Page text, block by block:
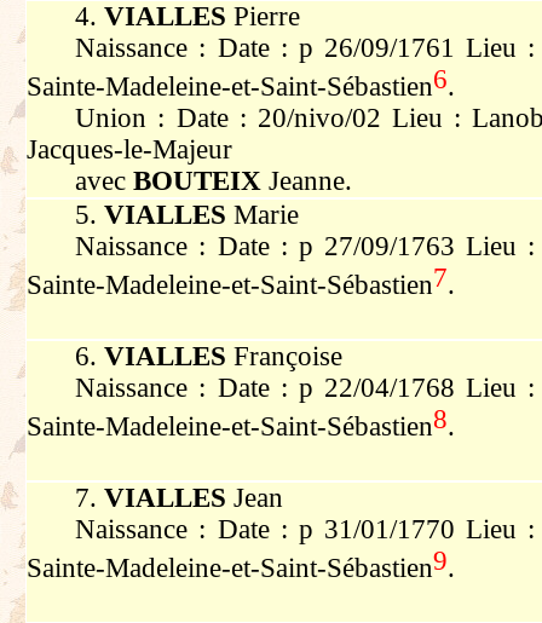
4.VIALLESPierre
Naissance : Date : p 26/09/1761 Lieu
Sainte-Madeleine-et-Saint-Sébastien6.
Union : Date : 20/nivo/02 Lieu :
Jacques-le-Majeur
avecBOUTEIXJeanne.
5.VIALLESMarie
Naissance : Date : p 27/09/1763 Lieu
Sainte-Madeleine-et-Saint-Sébastien7.
6.VIALLESFrançoise
Naissance : Date : p 22/04/1768 Lieu
Sainte-Madeleine-et-Saint-Sébastien8.
7.VIALLESJean
Naissance : Date : p 31/01/1770 Lieu
Sainte-Madeleine-et-Saint-Sébastien9.